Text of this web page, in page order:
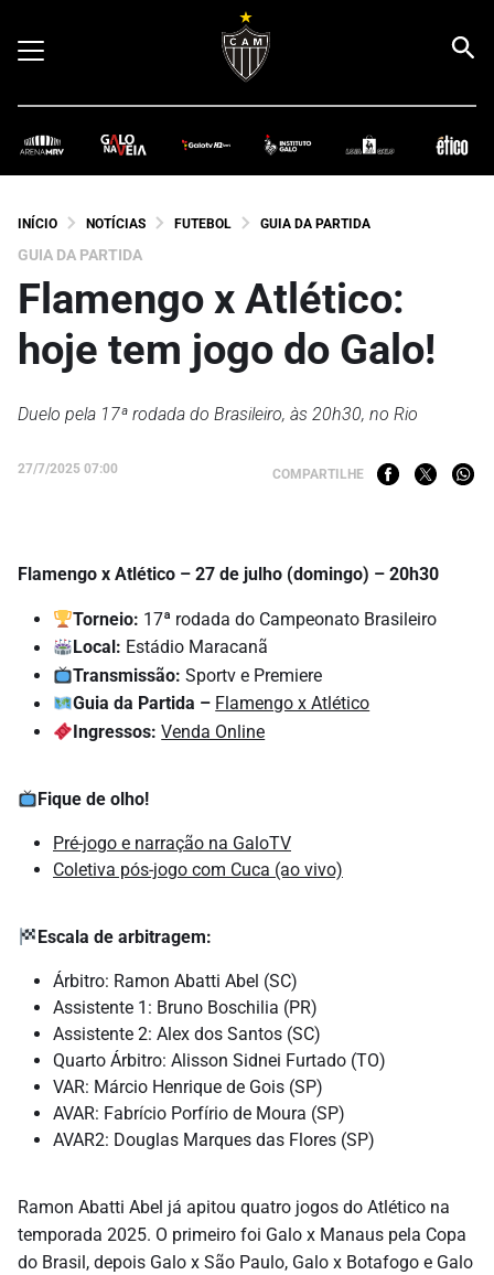
INÍCIO NOTÍCIAS FUTEBOL GUIA DA PARTIDA
GUIA DA PARTIDA
Flamengo x Atlético:
hoje tem jogo do Galo!
Duelo pela 17ª rodada do Brasileiro, às 20h30, no Rio
27/7/2025 07:00 COMPARTILHE
Flamengo x Atlético – 27 de julho (domingo) – 20h30
Torneio: 17ª rodada do Campeonato Brasileiro
Local: Estádio Maracanã
Transmissão:Sportv e Premiere
Guia da Partida – Flamengo x Atlético
Ingressos: Venda Online
Fique de olho!
Pré-jogo e narração na GaloTV
Coletiva pós-jogo com Cuca (ao vivo)
Escala de arbitragem:
Árbitro: Ramon Abatti Abel (SC)
Assistente 1: Bruno Boschilia (PR)
Assistente 2: Alex dos Santos (SC)
Quarto Árbitro: Alisson Sidnei Furtado (TO)
VAR: Márcio Henrique de Gois (SP)
AVAR: Fabrício Porfírio de Moura (SP)
AVAR2: Douglas Marques das Flores (SP)
Ramon Abatti Abel já apitou quatro jogos do Atlético na
temporada 2025. O primeiro foi Galo x Manaus pela Copa
do Brasil, depois Galo x São Paulo, Galo x Botafogo e Galo